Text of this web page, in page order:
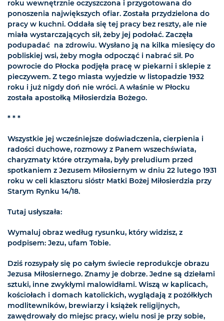
roku wewnętrznie oczyszczona i przygotowana do
ponoszenia największych ofiar. Została przydzielona do
pracy w kuchni. Oddała się tej pracy bez reszty, ale nie
miała wystarczających sił, żeby jej podołać. Zaczęła
podupadać na zdrowiu. Wysłano ją na kilka miesięcy do
pobliskiej wsi, żeby mogła odpocząć i nabrać sił. Po
powrocie do Płocka podjęła pracę w piekarni i sklepie z
pieczywem. Z tego miasta wyjedzie w listopadzie 1932
roku i już nigdy doń nie wróci. A właśnie w Płocku
została apostołką Miłosierdzia Bożego.
* * *
Wszystkie jej wcześniejsze doświadczenia, cierpienia i
radości duchowe, rozmowy z Panem wszechświata,
charyzmaty które otrzymała, były preludium przed
spotkaniem z Jezusem Miłosiernym w dniu 22 lutego 1931
roku w celi klasztoru sióstr Matki Bożej Miłosierdzia przy
Starym Rynku 14/18.
Tutaj usłyszała:
Wymaluj obraz według rysunku, który widzisz, z
podpisem: Jezu, ufam Tobie.
Dziś rozsypały się po całym świecie reprodukcje obrazu
Jezusa Miłosiernego. Znamy je dobrze. Jedne są dziełami
sztuki, inne zwykłymi malowidłami. Wiszą w kaplicach,
kościołach i domach katolickich, wyglądają z pożółkłych
modlitewników, brewiarzy i książek religijnych,
zawędrowały do miejsc pracy, wielu nosi je przy sobie,